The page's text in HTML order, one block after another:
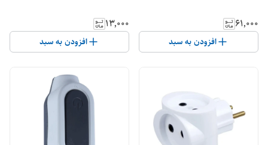
۶۱٬۰۰۰
افزودن به سبد
۱۳٬۰۰۰
افزودن به سبد